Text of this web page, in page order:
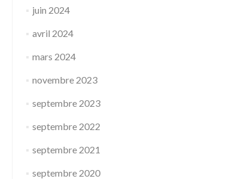
juin 2024
avril 2024
mars 2024
novembre 2023
septembre 2023
septembre 2022
septembre 2021
septembre 2020